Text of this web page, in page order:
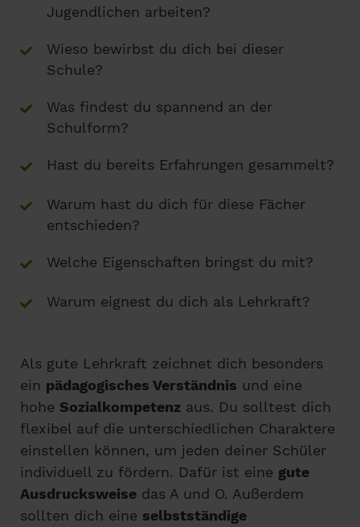
Jugendlichen arbeiten?
Wieso bewirbst du dich bei dieser
Schule?
Was findest du spannend an der
Schulform?
Hast du bereits Erfahrungen gesammelt?
Warum hast du dich für diese Fächer
entschieden?
Welche Eigenschaften bringst du mit?
Warum eignest du dich als Lehrkraft?
Als gute Lehrkraft zeichnet dich besonders
ein pädagogisches Verständnis und eine
hohe Sozialkompetenz aus. Du solltest dich
flexibel auf die unterschiedlichen Charaktere
einstellen können, um jeden deiner Schüler
individuell zu fördern. Dafür ist eine gute
Ausdrucksweise das A und O. Außerdem
sollten dich eine selbstständige